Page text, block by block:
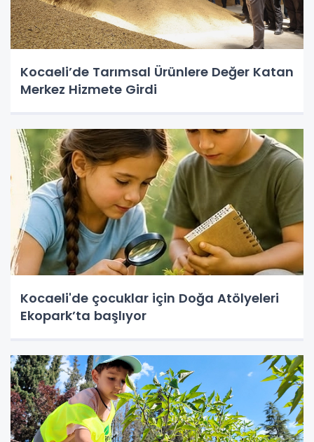
Kocaeli’de Tarımsal Ürünlere Değer Katan
Merkez Hizmete Girdi
Kocaeli'de çocuklar için Doğa Atölyeleri
Ekopark’ta başlıyor